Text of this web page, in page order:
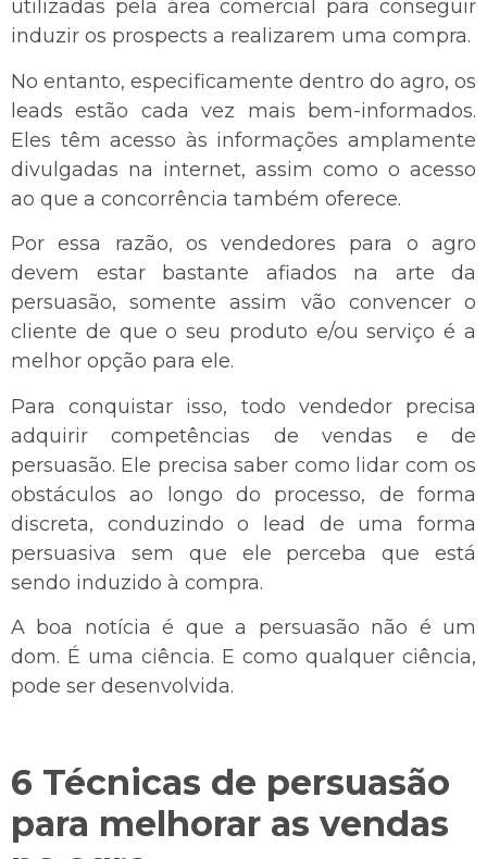
utilizadas pela área comercial para conseguir
induzir os prospects a realizarem uma compra.
No entanto, especificamente dentro do agro, os
leads estão cada vez mais bem-informados.
Eles têm acesso às informações amplamente
divulgadas na internet, assim como o acesso
ao que a concorrência também oferece.
Por essa razão, os vendedores para o agro
devem estar bastante afiados na arte da
persuasão, somente assim vão convencer o
cliente de que o seu produto e/ou serviço é a
melhor opção para ele.
Para conquistar isso, todo vendedor precisa
adquirir competências de vendas e de
persuasão. Ele precisa saber como lidar com os
obstáculos ao longo do processo, de forma
discreta, conduzindo o lead de uma forma
persuasiva sem que ele perceba que está
sendo induzido à compra.
A boa notícia é que a persuasão não é um
dom. É uma ciência. E como qualquer ciência,
pode ser desenvolvida.
6 Técnicas de persuasão
para melhorar as vendas